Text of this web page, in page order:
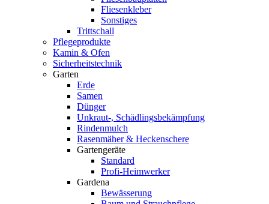
Fliesenkleber
Sonstiges
Trittschall
Pflegeprodukte
Kamin & Ofen
Sicherheitstechnik
Garten
Erde
Samen
Dünger
Unkraut-, Schädlingsbekämpfung
Rindenmulch
Rasenmäher & Heckenschere
Gartengeräte
Standard
Profi-Heimwerker
Gardena
Bewässerung